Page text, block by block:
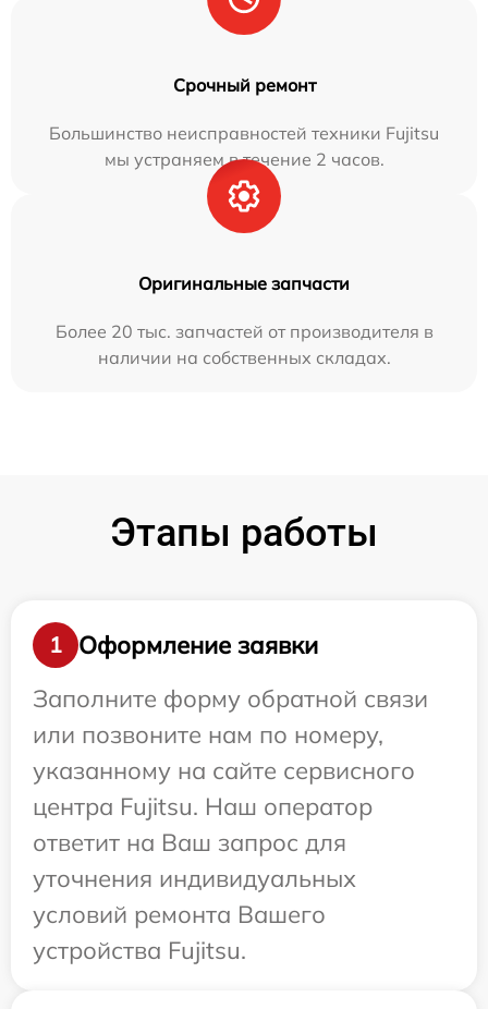
Срочный ремонт
Большинство неисправностей техники Fujitsu
мы устраняем в течение 2 часов.
Оригинальные запчасти
Более 20 тыс. запчастей от производителя в
наличии на собственных складах.
Этапы работы
1
Оформление заявки
Заполните форму обратной связи
или позвоните нам по номеру,
указанному на сайте сервисного
центра Fujitsu. Наш оператор
ответит на Ваш запрос для
уточнения индивидуальных
условий ремонта Вашего
устройства Fujitsu.